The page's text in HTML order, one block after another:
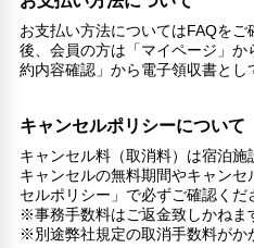
その他サービス
自動販売機
トイレタリー
禁煙
コンタクトレス チェックイン/
医師/看護師 オンコール待機
コインランドリー
チェックイン/チェックアウト
お支払い方法についてはFAQを
後、会員の方は「マイページ」
約内容確認」から電子領収書とし
キャンセルポリシーについて
キャンセル料（取消料）は宿泊施
キャンセルの無料期間やキャン
セルポリシー」で必ずご確認くだ
※事務手数料はご返金致しかねま
※別途弊社規定の取消手数料がか